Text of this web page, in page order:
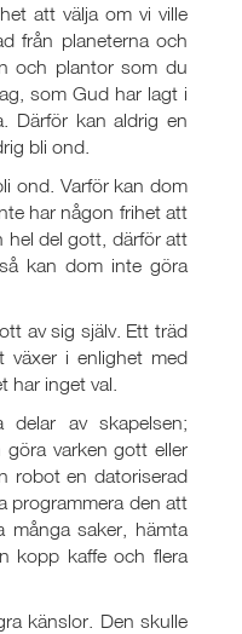
att välja om vi ville
från planeterna och
och plantor som du
som Gud har lagt i
Därför kan aldrig en
bli ond.
ond. Varför kan dom
har någon frihet att
hel del gott, därför att
kan dom inte göra
av sig själv. Ett träd
växer i enlighet med
har inget val.
av skapelsen;
varken gott eller
robot en datoriserad
programmera den att
saker, hämta
kopp kaffe och flera
känslor. Den skulle